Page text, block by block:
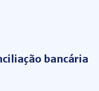
bancária